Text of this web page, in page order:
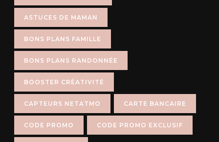
ASTUCES DE MAMAN
BONS PLANS FAMILLE
BONS PLANS RANDONNÉE
BOOSTER CRÉATIVITÉ
CAPTEURS NETATMO CARTE BANCAIRE
CODE PROMO CODE PROMO EXCLUSIF